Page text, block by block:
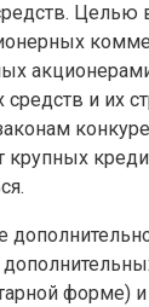
Целью
и их
крупных
форме)